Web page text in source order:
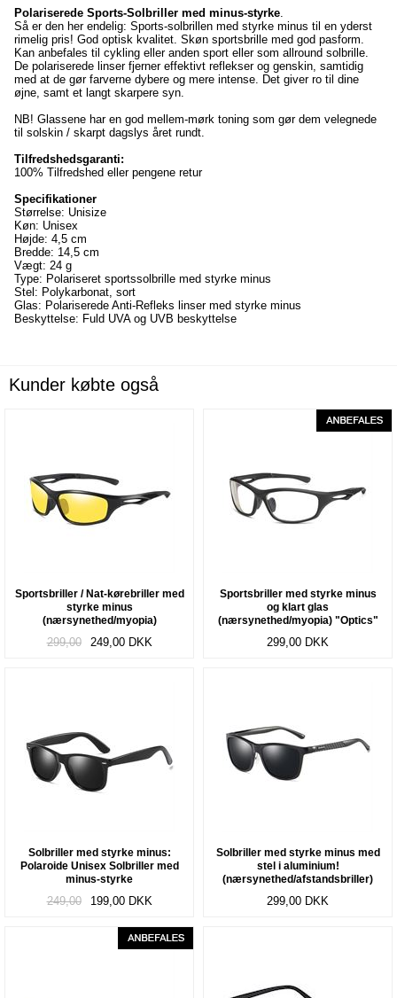
Polariserede Sports-Solbriller med minus-styrke.
Så er den her endelig: Sports-solbrillen med styrke minus til en yderst
rimelig pris! God optisk kvalitet. Skøn sportsbrille med god pasform.
Kan anbefales til cykling eller anden sport eller som allround solbrille.
De polariserede linser fjerner effektivt reflekser og genskin, samtidig
med at de gør farverne dybere og mere intense. Det giver ro til dine
øjne, samt et langt skarpere syn.
NB! Glassene har en god mellem-mørk toning som gør dem velegnede
til solskin / skarpt dagslys året rundt.
Tilfredshedsgaranti:
100% Tilfredshed eller pengene retur
Specifikationer
Størrelse: Unisize
Køn: Unisex
Højde: 4,5 cm
Bredde: 14,5 cm
Vægt: 24 g
Type: Polariseret sportssolbrille med styrke minus
Stel: Polykarbonat, sort
Glas: Polariserede Anti-Refleks linser med styrke minus
Beskyttelse: Fuld UVA og UVB beskyttelse
Kunder købte også
Sportsbriller / Nat-kørebriller med
styrke minus
(nærsynethed/myopia)
299,00 249,00 DKK
Sportsbriller med styrke minus
og klart glas
(nærsynethed/myopia) "Optics"
299,00 DKK
Solbriller med styrke minus:
Polaroide Unisex Solbriller med
minus-styrke
249,00 199,00 DKK
Solbriller med styrke minus med
stel i aluminium!
(nærsynethed/afstandsbriller)
299,00 DKK